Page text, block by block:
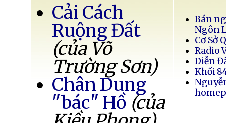
Cải Cách
Ruộng Đất
(của Võ
Trường Sơn)
Chân Dung
"bác" Hồ (của
Bán
Ngôn
Cơ Sở
Radio
Diễn
Khối